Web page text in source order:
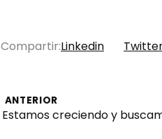
Compartir:Linkedin
ANTERIOR
Estamos creciendo y